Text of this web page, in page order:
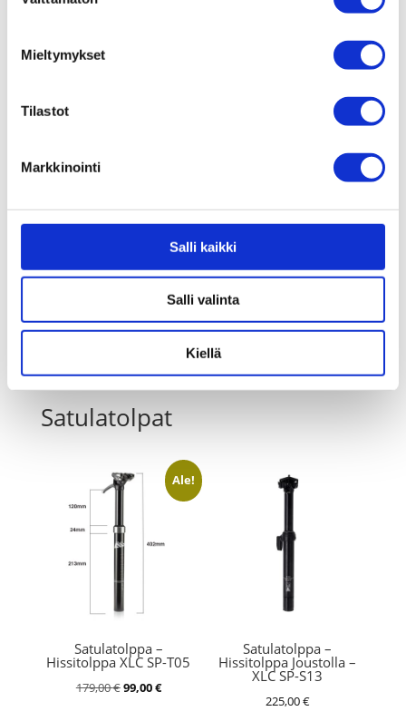
Mieltymykset
Tilastot
Markkinointi
Salli kaikki
Salli valinta
Kiellä
35,00
Satula – DDK Memory
E/FAT vakio satula
20,00€
Satulatolpat
Ale!
Satulatolppa –
Hissitolppa XLC SP-T05
179,00€Alkuperäinen
99,00€Nykyinen
Satulatolppa –
Hissitolppa Joustolla –
XLC SP-S13
225,00€